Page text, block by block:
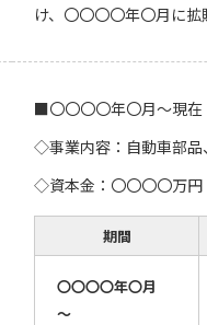
け、〇〇〇〇年〇月に
■〇〇〇〇年〇月～現
◇事業内容：自動車部品
◇資本金：〇〇〇〇万
期間
〇〇〇〇年〇月
～